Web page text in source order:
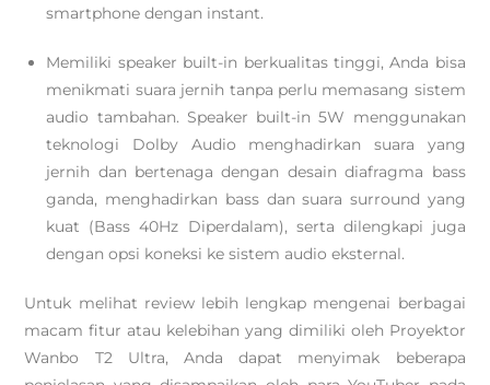
smartphone dengan instant.
Memiliki speaker built-in berkualitas tinggi, Anda bisa
menikmati suara jernih tanpa perlu memasang sistem
audio tambahan. Speaker built-in 5W menggunakan
teknologi Dolby Audio menghadirkan suara yang
jernih dan bertenaga dengan desain diafragma bass
ganda, menghadirkan bass dan suara surround yang
kuat (Bass 40Hz Diperdalam), serta dilengkapi juga
dengan opsi koneksi ke sistem audio eksternal.
Untuk melihat review lebih lengkap mengenai berbagai
macam fitur atau kelebihan yang dimiliki oleh Proyektor
Wanbo T2 Ultra, Anda dapat menyimak beberapa